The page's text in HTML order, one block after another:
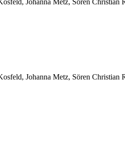
Johanna Metz, Sören Christian
Johanna Metz, Sören Christian